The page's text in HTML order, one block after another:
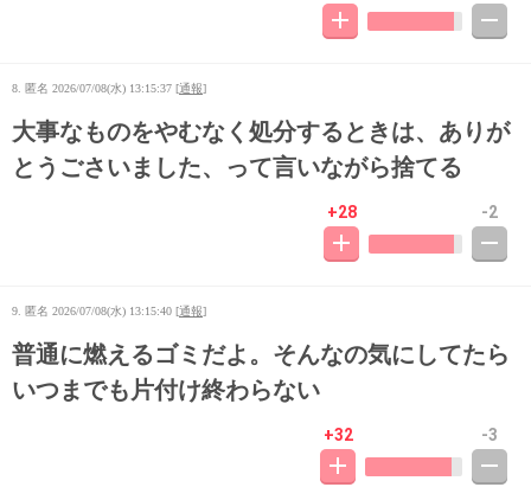
8. 匿名 2026/07/08(水) 13:15:37 [通報]
大事なものをやむなく処分するときは、ありが
とうごさいました、って言いながら捨てる
+28 -2
9. 匿名 2026/07/08(水) 13:15:40 [通報]
普通に燃えるゴミだよ。そんなの気にしてたら
いつまでも片付け終わらない
+32 -3